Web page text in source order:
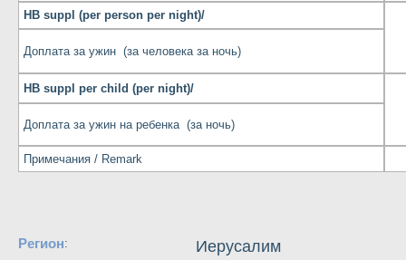
HB suppl (per person per night)/
Доплата за ужин (за человека за ночь)
HB suppl per child (per night)/
Доплата за ужин на ребенка (за ночь)
Примечания / Remark
Регион: Иерусалим